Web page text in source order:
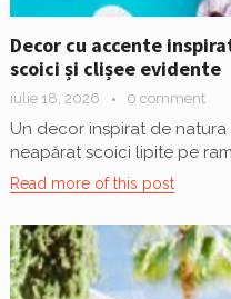
Decor cu accente
scoici și clișee evidente
iulie 18, 2026 0 comment
Un decor inspirat de natura
neapărat scoici lipite pe
Read more of this post